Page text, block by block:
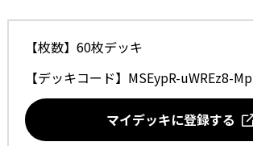
【枚数】60枚デッキ
【デッキコード】 MSEypR-uWREz8-
マイデッキに登録する